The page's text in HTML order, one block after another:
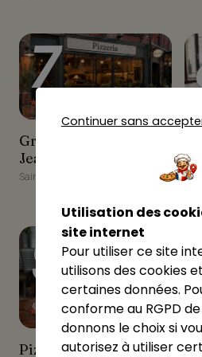
Grano e Orzo - St-Jean-
7
★★★★☆
Grano e Orzo - St-
Jean-de-Sixt
Saint-Jean-de-Sixt
Pizz'a Pietro
9
★★★☆☆ 3.4
Pizz'a Pietro
Continuer sans
Utilisation des
site internet
Pour utiliser ce site
utilisons des cookies
certaines données.
conforme au RGPD de
donnons le choix si
autorisez à utiliser